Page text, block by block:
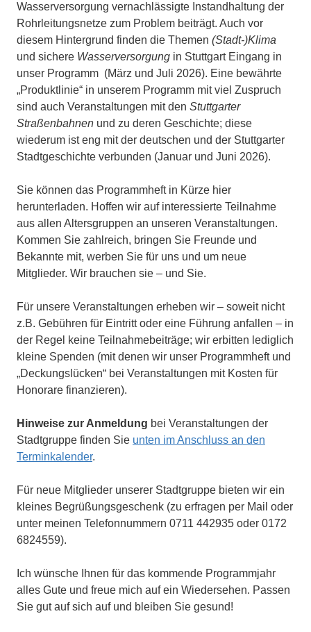
Wasserversorgung vernachlässigte Instandhaltung der
Rohrleitungsnetze zum Problem beiträgt. Auch vor
diesem Hintergrund finden die Themen (Stadt-)Klima
und sichere Wasserversorgung in Stuttgart Eingang in
unser Programm (März und Juli 2026). Eine bewährte
„Produktlinie“ in unserem Programm mit viel Zuspruch
sind auch Veranstaltungen mit den Stuttgarter
Straßenbahnen und zu deren Geschichte; diese
wiederum ist eng mit der deutschen und der Stuttgarter
Stadtgeschichte verbunden (Januar und Juni 2026).
Sie können das Programmheft in Kürze hier
herunterladen. Hoffen wir auf interessierte Teilnahme
aus allen Altersgruppen an unseren Veranstaltungen.
Kommen Sie zahlreich, bringen Sie Freunde und
Bekannte mit, werben Sie für uns und um neue
Mitglieder. Wir brauchen sie – und Sie.
Für unsere Veranstaltungen erheben wir – soweit nicht
z.B. Gebühren für Eintritt oder eine Führung anfallen – in
der Regel keine Teilnahmebeiträge; wir erbitten lediglich
kleine Spenden (mit denen wir unser Programmheft und
„Deckungslücken“ bei Veranstaltungen mit Kosten für
Honorare finanzieren).
Hinweise zur Anmeldung bei Veranstaltungen der
Stadtgruppe finden Sie unten im Anschluss an den
Terminkalender.
Für neue Mitglieder unserer Stadtgruppe bieten wir ein
kleines Begrüßungsgeschenk (zu erfragen per Mail oder
unter meinen Telefonnummern 0711 442935 oder 0172
6824559).
Ich wünsche Ihnen für das kommende Programmjahr
alles Gute und freue mich auf ein Wiedersehen. Passen
Sie gut auf sich auf und bleiben Sie gesund!